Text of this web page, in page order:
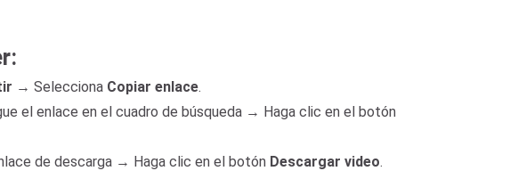
→ Selecciona Copiar enlace.
el enlace en el cuadro de búsqueda → Haga clic en el botón
de descarga → Haga clic en el botón Descargar video.